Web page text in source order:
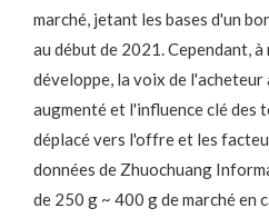
marché, jetant les bases d'un
au début de 2021. Cependant, à
développe, la voix de
augmenté et l'influence clé des
déplacé vers l'offre et les
données de Zhuochuang
de 250 g ~ 400 g de marché en